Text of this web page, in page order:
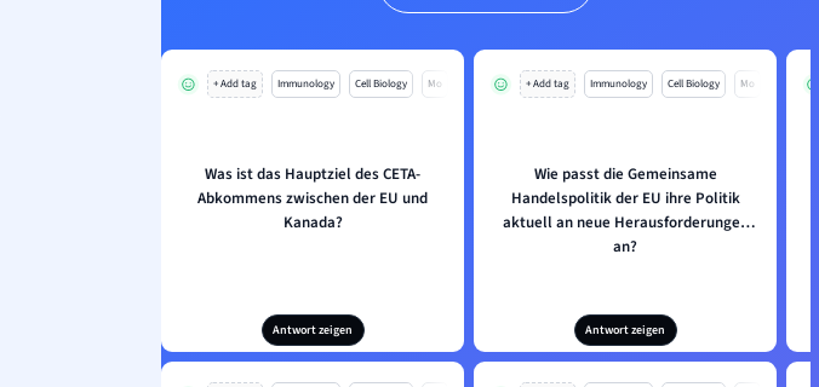
+ Add tag Immunology Cell Biology Mo
Was ist das Hauptziel des CETA-
Abkommens zwischen der EU und
Kanada?
Antwort zeigen
+ Add tag Immunology Cell Biology Mo
Wie passt die Gemeinsame
Handelspolitik der EU ihre Politik
aktuell an neue Herausforderungen
an?
Antwort zeigen